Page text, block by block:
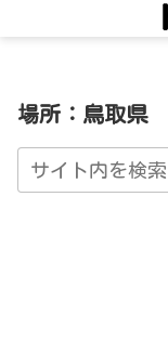
場所：鳥取県